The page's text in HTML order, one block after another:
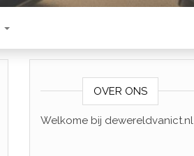
OVER ONS
Welkome bij dewereldvanict.nl